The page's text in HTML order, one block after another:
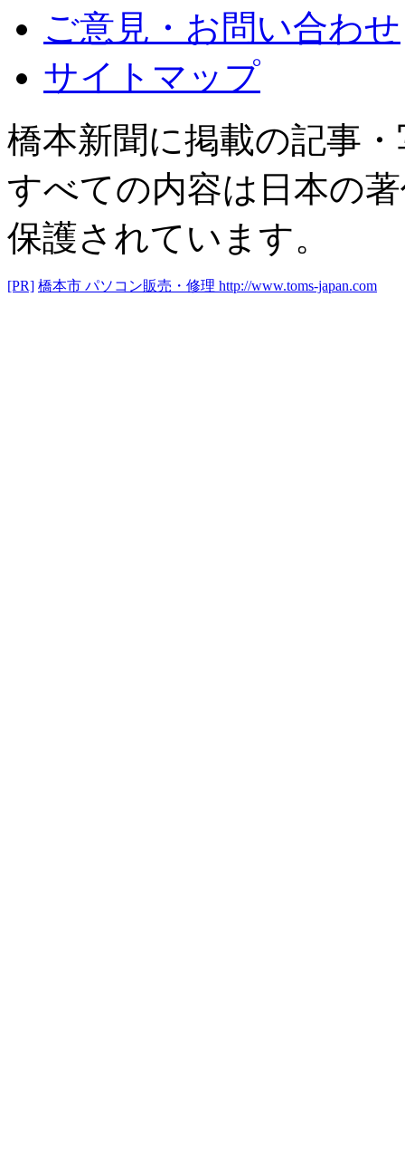
ご意見・お問い合わせ
サイトマップ
橋本新聞に掲載の記事
すべての内容は日本の
保護されています。
[PR] 橋本市 パソコン販売・修理 http://www.toms-japan.com